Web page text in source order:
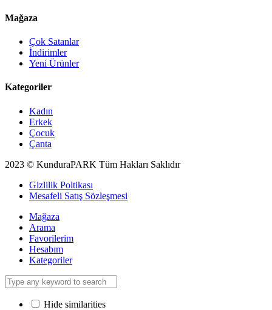
Mağaza
Çok Satanlar
İndirimler
Yeni Ürünler
Kategoriler
Kadın
Erkek
Çocuk
Çanta
2023 © KunduraPARK Tüm Hakları Saklıdır
Gizlilik Poltikası
Mesafeli Satış Sözleşmesi
Mağaza
Arama
Favorilerim
Hesabım
Kategoriler
Hide similarities